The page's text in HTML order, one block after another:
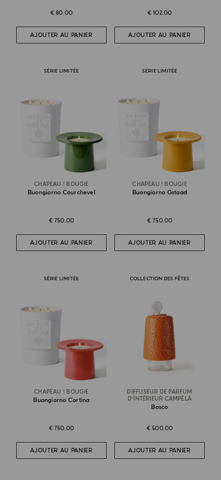
€ 80.00
AJOUTER AU PANIER
€ 102.00
AJOUTER AU PANIER
SÉRIE LIMITÉE
CHAPEAU ! BOUGIE
Buongiorno Courchevel
€ 750.00
AJOUTER AU PANIER
SÉRIE LIMITÉE
CHAPEAU ! BOUGIE
Buongiorno Gstaad
€ 750.00
AJOUTER AU PANIER
SÉRIE LIMITÉE
CHAPEAU ! BOUGIE
Buongiorno Cortina
€ 750.00
AJOUTER AU PANIER
COLLECTION DES FÊTES
DIFFUSEUR DE PARFUM
D’INTÉRIEUR CAMPÈLA
Bosco
€ 500.00
AJOUTER AU PANIER